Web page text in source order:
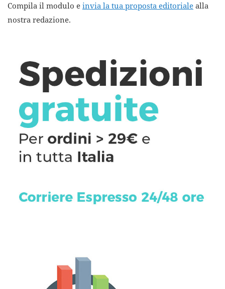
Compila il modulo e invia la tua proposta editoriale alla
nostra redazione.